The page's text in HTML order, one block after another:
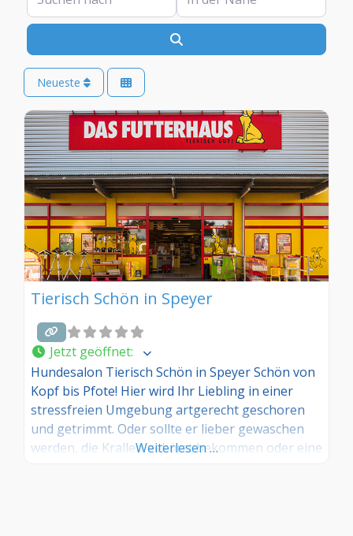
Neueste
Tierisch Schön in Speyer
Jetzt geöffnet:
Hundesalon Tierisch Schön in Speyer Schön von
Kopf bis Pfote! Hier wird Ihr Liebling in einer
stressfreien Umgebung artgerecht geschoren
und getrimmt. Oder sollte er lieber gewaschen
werden, die Krallen gekürzt bekommen oder eine
Weiterlesen …